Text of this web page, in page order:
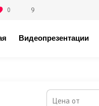
0 9
Видеопрезентации
Цена от